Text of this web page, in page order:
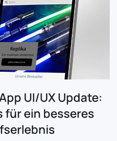
UI/UX Update:
für ein besseres